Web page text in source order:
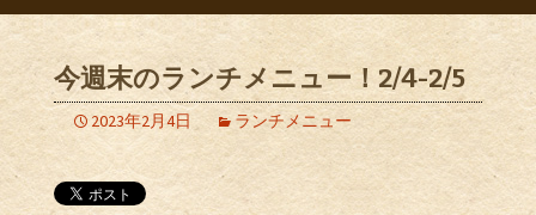
今週末のランチメニュー！2/4-2/5
2023年2月4日 ランチメニュー